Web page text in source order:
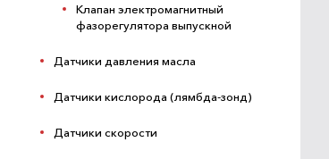
Клапан электромагнитный
фазорегулятора выпускной
Датчики давления масла
Датчики кислорода (лямбда-зонд)
Датчики скорости